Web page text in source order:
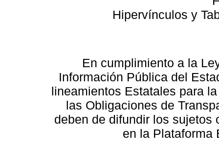
Hipervínculos y
En cumplimiento a la
Información Pública del
lineamientos Estatales para
las Obligaciones de
deben de difundir los sujetos
en la Plataforma